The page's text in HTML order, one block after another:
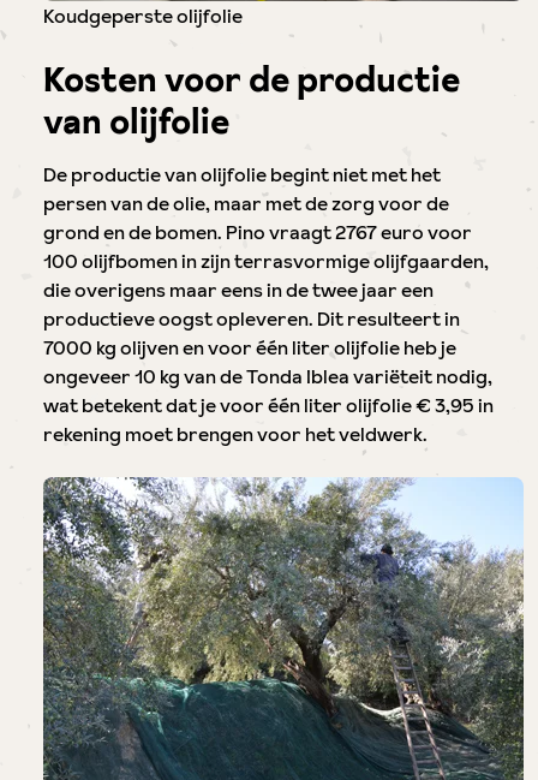
Koudgeperste olijfolie
Kosten voor de productie
van olijfolie
De productie van olijfolie begint niet met het
persen van de olie, maar met de zorg voor de
grond en de bomen. Pino vraagt 2767 euro voor
100 olijfbomen in zijn terrasvormige olijfgaarden,
die overigens maar eens in de twee jaar een
productieve oogst opleveren. Dit resulteert in
7000 kg olijven en voor één liter olijfolie heb je
ongeveer 10 kg van de Tonda Iblea variëteit nodig,
wat betekent dat je voor één liter olijfolie € 3,95 in
rekening moet brengen voor het veldwerk.